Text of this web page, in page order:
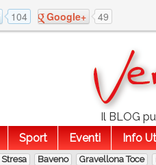
104 Google+ 49
Il BLOG
Sport Eventi Info
Stresa Baveno Gravellona Toce